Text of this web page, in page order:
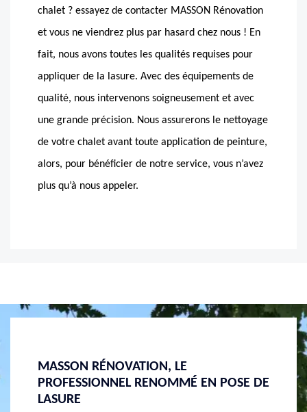
chalet ? essayez de contacter MASSON Rénovation
et vous ne viendrez plus par hasard chez nous ! En
fait, nous avons toutes les qualités requises pour
appliquer de la lasure. Avec des équipements de
qualité, nous intervenons soigneusement et avec
une grande précision. Nous assurerons le nettoyage
de votre chalet avant toute application de peinture,
alors, pour bénéficier de notre service, vous n’avez
plus qu’à nous appeler.
LASURE, UNE MEILLEURE PROTECTION
CONTRE LES UV
UNE
Vous